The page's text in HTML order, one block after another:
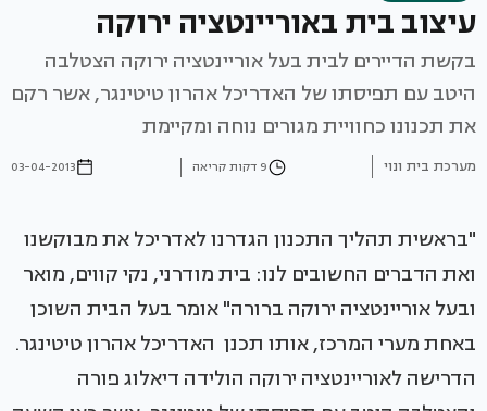
עיצוב בית באוריינטציה ירוקה
בקשת הדיירים לבית בעל אוריינטציה ירוקה הצטלבה
היטב עם תפיסתו של האדריכל אהרון טיטינגר, אשר רקם
את תכנונו כחוויית מגורים נוחה ומקיימת
מערכת בית ונוי 9 דקות קריאה 03-04-2013
"בראשית תהליך התכנון הגדרנו לאדריכל את מבוקשנו
ואת הדברים החשובים לנו: בית מודרני, נקי קווים, מואר
ובעל אוריינטציה ירוקה ברורה" אומר בעל הבית השוכן
באחת מערי המרכז, אותו תכנן האדריכל אהרון טיטינגר.
הדרישה לאוריינטציה ירוקה הולידה דיאלוג פורה